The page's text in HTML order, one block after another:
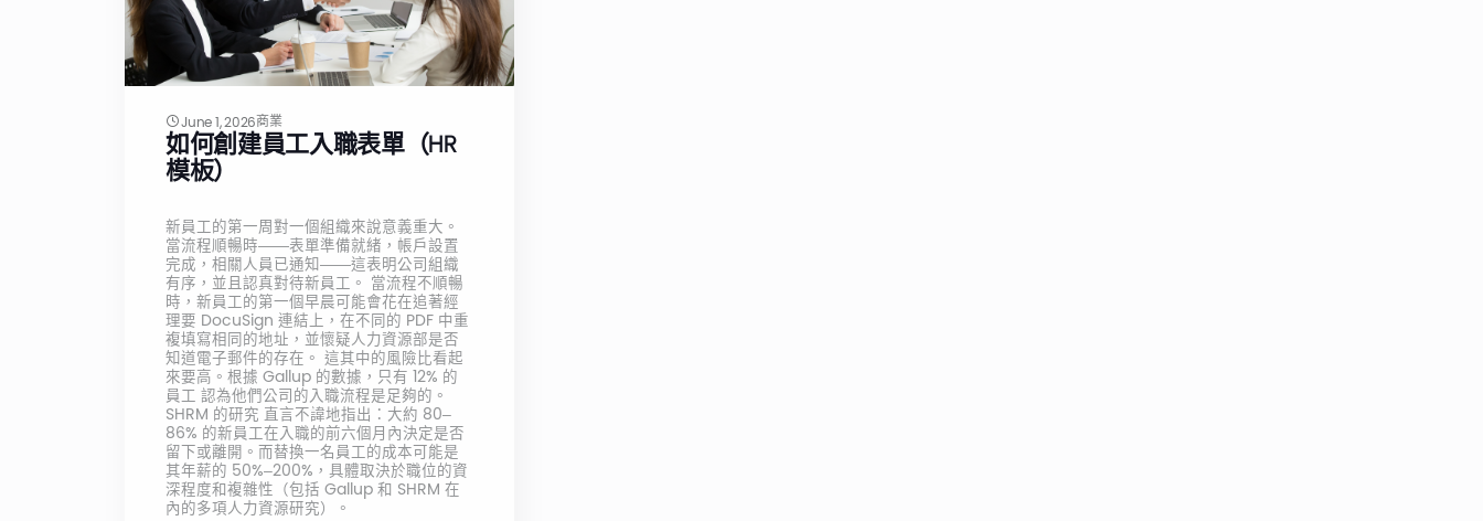
June 1, 2026商業
如何創建員工入職表單（HR
模板）
新員工的第一周對一個組織來說意義重大。
當流程順暢時——表單準備就緒，帳戶設置
完成，相關人員已通知——這表明公司組織
有序，並且認真對待新員工。 當流程不順暢
時，新員工的第一個早晨可能會花在追著經
理要 DocuSign 連結上，在不同的 PDF 中重
複填寫相同的地址，並懷疑人力資源部是否
知道電子郵件的存在。 這其中的風險比看起
來要高。根據 Gallup 的數據，只有 12% 的
員工 認為他們公司的入職流程是足夠的。
SHRM 的研究 直言不諱地指出：大約 80–
86% 的新員工在入職的前六個月內決定是否
留下或離開。而替換一名員工的成本可能是
其年薪的 50%–200%，具體取決於職位的資
深程度和複雜性（包括 Gallup 和 SHRM 在
內的多項人力資源研究）。